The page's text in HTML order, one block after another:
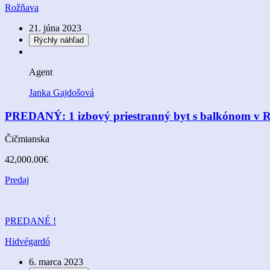
Rožňava
21. júna 2023
Rýchly náhľad
Agent
Janka Gajdošová
PREDANÝ: 1 izbový priestranný byt s balkónom v
Čičmianska
42,000.00€
Predaj
PREDANÉ !
Hidvégardó
6. marca 2023